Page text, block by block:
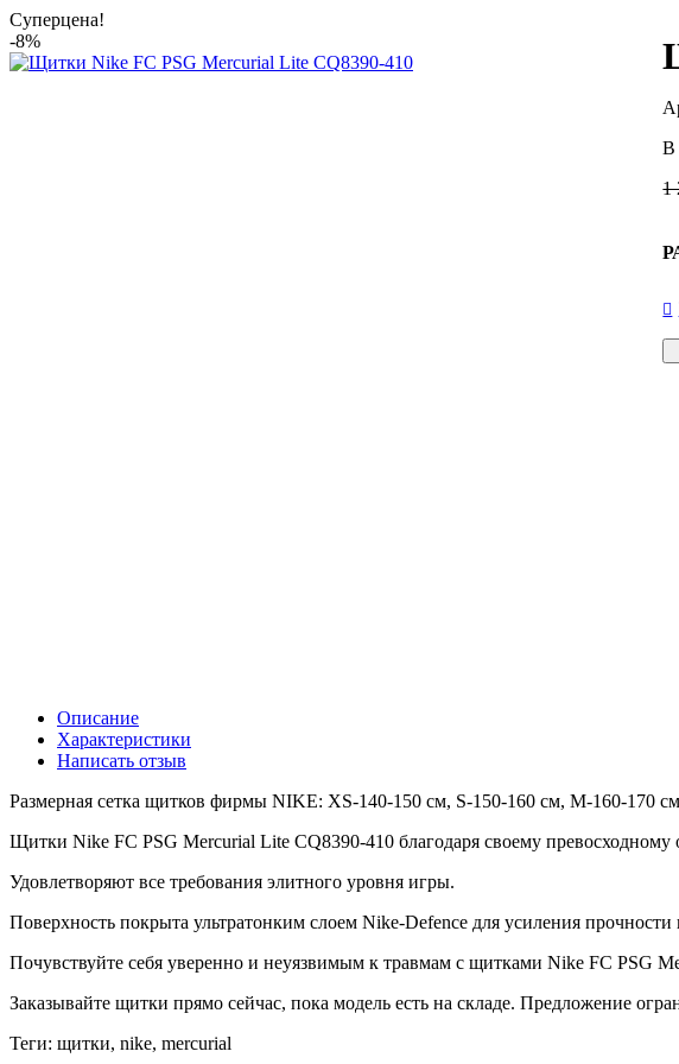
Суперцена!
-8%
В
1
Описание
Характеристики
Написать отзыв
Размерная сетка щитков фирмы NIKE: XS-140-150 см, S-150-160 см, M-160-170
Щитки Nike FC PSG Mercurial Lite CQ8390-410 благодаря своему превосходному
Удовлетворяют все требования элитного уровня игры.
Поверхность покрыта ультратонким слоем Nike-Defence для усиления прочности
Почувствуйте себя уверенно и неуязвимым к травмам с щитками Nike FC PSG
Заказывайте щитки прямо сейчас, пока модель есть на складе. Предложение
Теги: щитки, nike, mercurial